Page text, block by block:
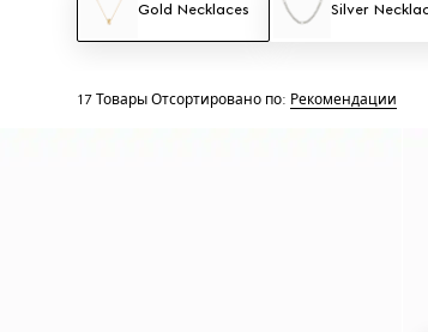
Gold Necklaces Silver
17 Товары Отсортировано по: Рекомендации